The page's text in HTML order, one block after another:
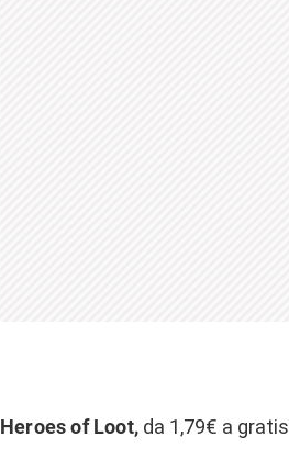
Heroes of Loot, da 1,79€ a gratis